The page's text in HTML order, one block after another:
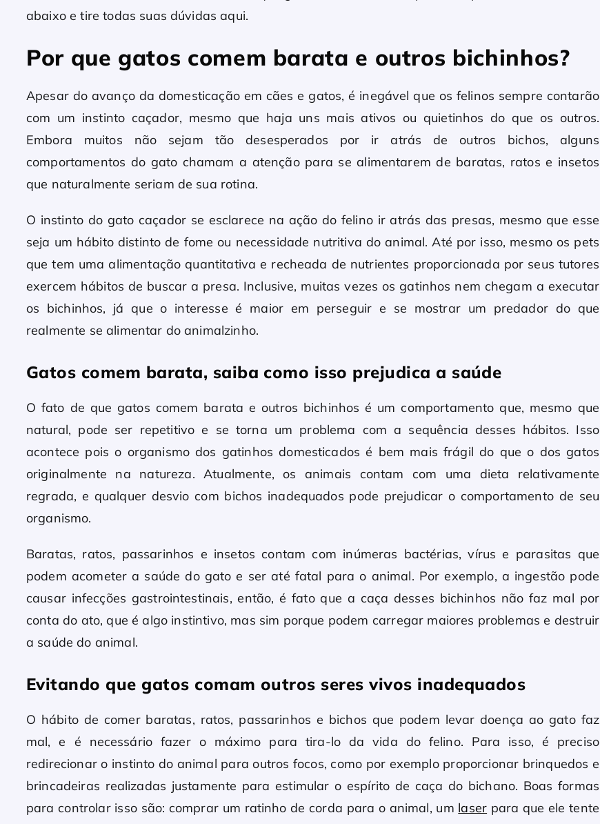
abaixo e tire todas suas dúvidas aqui.
Por que gatos comem barata e outros bichinhos?
Apesar do avanço da domesticação em cães e gatos, é inegável que os felinos sempre contarão
com um instinto caçador, mesmo que haja uns mais ativos ou quietinhos do que os outros.
Embora muitos não sejam tão desesperados por ir atrás de outros bichos, alguns
comportamentos do gato chamam a atenção para se alimentarem de baratas, ratos e insetos
que naturalmente seriam de sua rotina.
O instinto do gato caçador se esclarece na ação do felino ir atrás das presas, mesmo que esse
seja um hábito distinto de fome ou necessidade nutritiva do animal. Até por isso, mesmo os pets
que tem uma alimentação quantitativa e recheada de nutrientes proporcionada por seus tutores
exercem hábitos de buscar a presa. Inclusive, muitas vezes os gatinhos nem chegam a executar
os bichinhos, já que o interesse é maior em perseguir e se mostrar um predador do que
realmente se alimentar do animalzinho.
Gatos comem barata, saiba como isso prejudica a saúde
O fato de que gatos comem barata e outros bichinhos é um comportamento que, mesmo que
natural, pode ser repetitivo e se torna um problema com a sequência desses hábitos. Isso
acontece pois o organismo dos gatinhos domesticados é bem mais frágil do que o dos gatos
originalmente na natureza. Atualmente, os animais contam com uma dieta relativamente
regrada, e qualquer desvio com bichos inadequados pode prejudicar o comportamento de seu
organismo.
Baratas, ratos, passarinhos e insetos contam com inúmeras bactérias, vírus e parasitas que
podem acometer a saúde do gato e ser até fatal para o animal. Por exemplo, a ingestão pode
causar infecções gastrointestinais, então, é fato que a caça desses bichinhos não faz mal por
conta do ato, que é algo instintivo, mas sim porque podem carregar maiores problemas e destruir
a saúde do animal.
Evitando que gatos comam outros seres vivos inadequados
O hábito de comer baratas, ratos, passarinhos e bichos que podem levar doença ao gato faz
mal, e é necessário fazer o máximo para tira-lo da vida do felino. Para isso, é preciso
redirecionar o instinto do animal para outros focos, como por exemplo proporcionar brinquedos e
brincadeiras realizadas justamente para estimular o espírito de caça do bichano. Boas formas
para controlar isso são: comprar um ratinho de corda para o animal, um laser para que ele tente